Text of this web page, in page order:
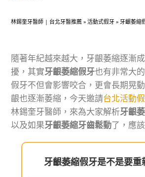
林錫奎牙醫師 | 台北牙醫推薦 » 活動式假牙 » 牙齦萎縮
隨著年紀越來越大，牙齦萎縮逐漸
擾，其實牙齦萎縮假牙也有非常大
假牙不但會影響咬合，更會長期晃
齦也逐漸萎縮，今天邀請台北活動
林錫奎牙醫師，來為大家解析牙齦
以及如果牙齦萎縮牙齒鬆動了，應
牙齦萎縮假牙是不是要重